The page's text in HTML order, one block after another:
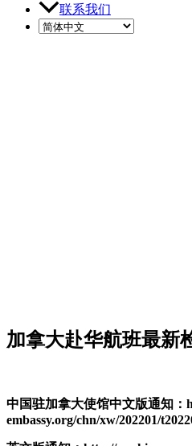
联系我们
加拿大赴华航班最新
中国驻加拿大使馆中文版通知：
embassy.org/chn/xw/202201/